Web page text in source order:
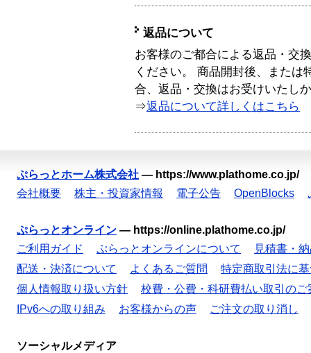
返品について
お客様のご都合による返品・交
ください。 商品開封後、または
合、返品・交換はお受けいたし
⇒返品について詳しくはこちら
ぷらっとホーム株式会社 — https://www.plathome.co.jp/
会社概要
株主・投資家情報 電子公告 OpenBlocks
ぷらっとオンライン — https://online.plathome.co.jp/
ご利用ガイド
ぷらっとオンラインについて
見積書・
配送・決済について
よくあるご質問
特定商取引法に
個人情報取り扱い方針
校費・公費・科研費払い取引のご
IPv6への取り組み
お客様からの声 ご注文の取り消し
ソーシャルメディア